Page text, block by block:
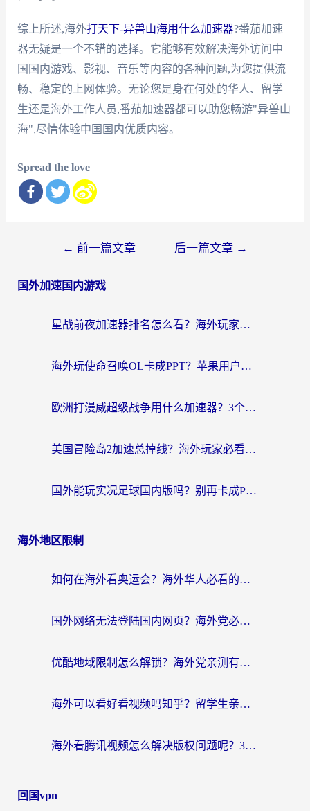
综上所述,海外打天下-异兽山海用什么加速器?番茄加速
器无疑是一个不错的选择。它能够有效解决海外访问中
国国内游戏、影视、音乐等内容的各种问题,为您提供流
畅、稳定的上网体验。无论您是身在何处的华人、留学
生还是海外工作人员,番茄加速器都可以助您畅游"异兽山
海",尽情体验中国国内优质内容。
Spread the love
导
← 前一篇文章 后一篇文章 →
国外加速国内游戏
星战前夜加速器排名怎么看？海外玩家国服游戏畅玩终极指南（附欧洲玩跑跑我的起源解决方案）
海外玩使命召唤OL卡成PPT？苹果用户必看：使命召唤OL国外加速器下载苹果版指南
欧洲打漫威超级战争用什么加速器？3个海外游戏卡顿问题一次解决（附实测推荐）
美国冒险岛2加速总掉线？海外玩家必看的国服游戏加速器选择指南
国外能玩实况足球国内版吗？别再卡成PPT！海外党国服游戏加速全攻略
海外地区限制
如何在海外看奥运会？海外华人必看的体育赛事直播终极指南
国外网络无法登陆国内网页？海外党必看：选对回国加速器实现无缝访问
优酷地域限制怎么解锁？海外党亲测有效的追剧自由指南
海外可以看好看视频吗知乎？留学生亲测有效的回国追剧解决方案
海外看腾讯视频怎么解决版权问题呢？3步让你轻松解锁国内影视自由
回国vpn